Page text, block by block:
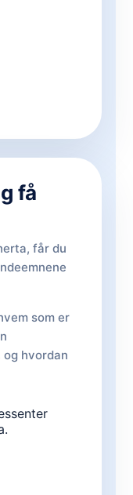
få
får du
som er
og hvordan